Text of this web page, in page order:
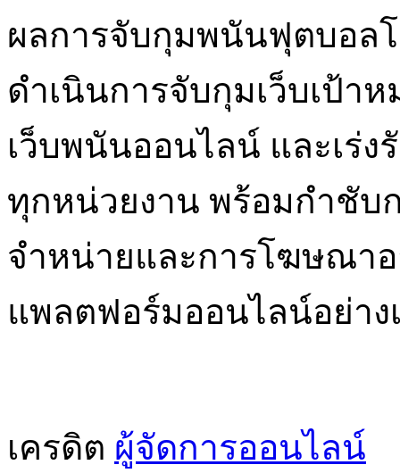
ผลการจับกุมพนันฟุตบอล
ดำเนินการจับกุมเว็บเป้า
เว็บพนันออนไลน์ และเร่
ทุกหน่วยงาน พร้อมกำชับ
จำหน่ายและการโฆษณา
แพลตฟอร์มออนไลน์อย่า
เครดิต ผู้จัดการออนไลน์